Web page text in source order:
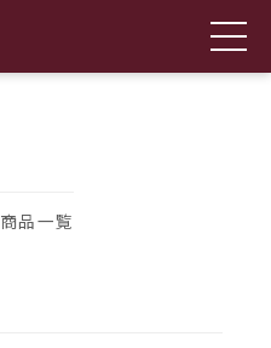
ア、アメリカ
ッションとオ
えします
品一覧